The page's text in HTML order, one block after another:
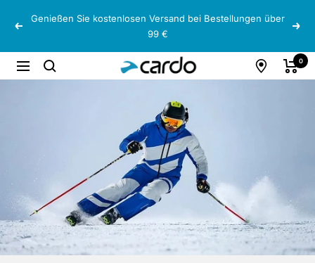
zumZurück
Genießen Sie kostenlosen Versand bei Bestellungen über
99 €
Navigation
Cardo
Systems
0